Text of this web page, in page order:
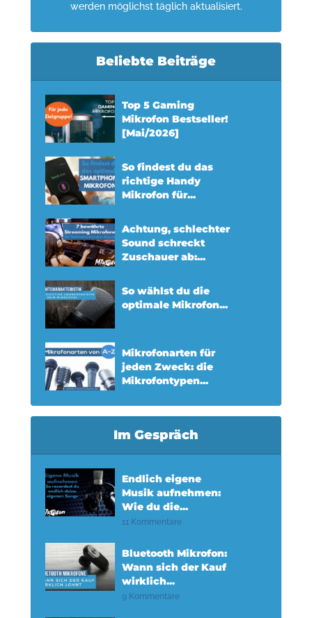
werden möglichst täglich aktualisiert.
Beliebte Beiträge
Top 5 Gaming
Mikrofon Bestseller!
[Mai/2026]
So findest du das
richtige Handy
Mikrofon für...
Achtung, schlechter
Sound schreckt
Zuschauer ab:...
So wählst du die
optimale Mikrofon...
Mikrofonarten für
jeden Zweck: die
Mikrofontypen...
Im Gespräch
Endlich eigene
Musik aufnehmen:
Wie du die...
11 Kommentare
Bluetooth Mikrofon:
Wann sich der Kauf
wirklich...
9 Kommentare